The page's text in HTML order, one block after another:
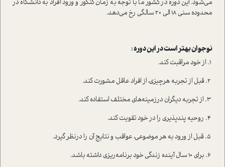
می‌شود. این دوره در کشور ما با توجه به زمان کنکور و ورود افراد به دانشگاه در
محدوده‌ سنی ۱۸ الی ۲۰ سالگی رخ می‌دهد.
نوجوان بهتر ا‌ست در این دوره :